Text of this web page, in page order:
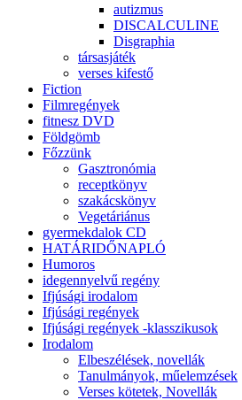
autizmus
DISCALCULINE
Disgraphia
társasjáték
verses kifestő
Fiction
Filmregények
fitnesz DVD
Földgömb
Főzzünk
Gasztronómia
receptkönyv
szakácskönyv
Vegetáriánus
gyermekdalok CD
HATÁRIDŐNAPLÓ
Humoros
idegennyelvű regény
Ifjúsági irodalom
Ifjúsági regények
Ifjúsági regények -klasszikusok
Irodalom
Elbeszélések, novellák
Tanulmányok, műelemzések
Verses kötetek, Novellák